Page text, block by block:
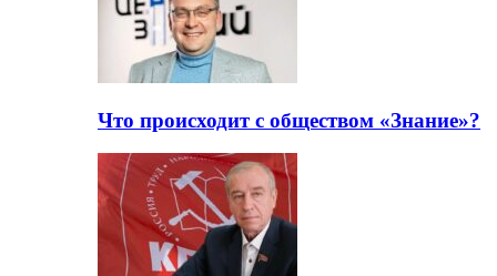
Что происходит с обществом «Знание»?